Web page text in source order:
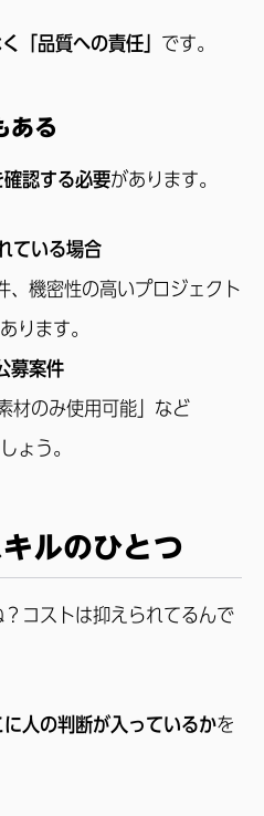
「品質への責任」 です。
ある
認する必要があります。
ている場合
、機密性の高いプロジェクト
ります。
募案件
材のみ使用可能」など
ょう。
ルのひとつ
コストは抑えられてるんで
人の判断が入っているかを